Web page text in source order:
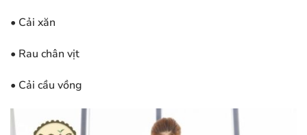
• Cải xăn
• Rau chân vịt
• Cải cầu vồng